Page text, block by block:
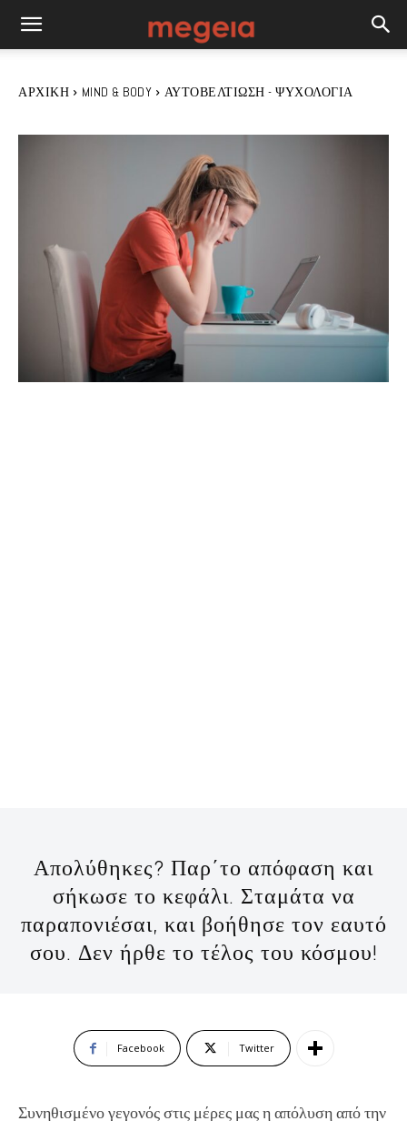
ΑΡΧΙΚΉ MIND & BODY ΑΥΤΟΒΕΛΤΊΩΣΗ - ΨΥΧΟΛΟΓΊΑ
Απολύθηκες? Παρ΄το απόφαση και
σήκωσε το κεφάλι. Σταμάτα να
παραπονιέσαι, και βοήθησε τον εαυτό
σου. Δεν ήρθε το τέλος του κόσμου!
Facebook Twitter
Συνηθισμένο γεγονός στις μέρες μας η απόλυση από την